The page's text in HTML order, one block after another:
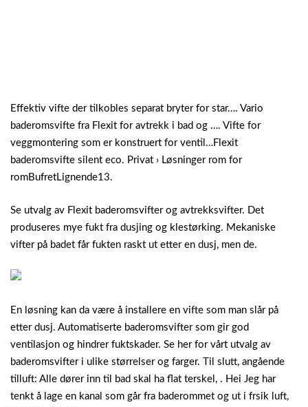
Effektiv vifte der tilkobles separat bryter for star…. Vario
baderomsvifte fra Flexit for avtrekk i bad og …. Vifte for
veggmontering som er konstruert for ventil…‎Flexit
baderomsvifte silent eco. Privat › Løsninger rom for
romBufretLignende13.
Se utvalg av Flexit baderomsvifter og avtrekksvifter. Det
produseres mye fukt fra dusjing og klestørking. Mekaniske
vifter på badet får fukten raskt ut etter en dusj, men de.
En løsning kan da være å installere en vifte som man slår på
etter dusj. Automatiserte baderomsvifter som gir god
ventilasjon og hindrer fuktskader. Se her for vårt utvalg av
baderomsvifter i ulike størrelser og farger. Til slutt, angående
tilluft: Alle dører inn til bad skal ha flat terskel, . Hei Jeg har
tenkt å lage en kanal som går fra baderommet og ut i frsik luft,